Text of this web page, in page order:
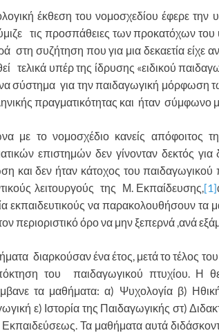
έκθεση του νομοσχεδίου έφερε
τις προσπάθειες των προκατόχων
στη συζήτηση που για μια δεκαετία είχε
τελικά υπέρ της ίδρυσης «ειδικού
σύστημα για την παιδαγωγική μόρφωση
πραγματικότητας και ήταν σύμφωνο
με το νομοσχέδιο κανείς απόφοιτος
επιστημών δεν γίνονταν δεκτός
και δεν ήταν κάτοχος του
λειτουργούς της Μ. Εκπαίδευσης,[1]
εκπαιδευτικούς να παρακολουθήσουν τα
περιοριστικό όρο να μην ξεπερνά ,ανά
διαρκούσαν ένα έτος, μετά το τέλος
του παιδαγωγικού πτυχίου. Η
τα μαθήματα: α) Ψυχολογία β)
ε) Ιστορία της Παιδαγωγικής στ)
Τα μαθήματα αυτά